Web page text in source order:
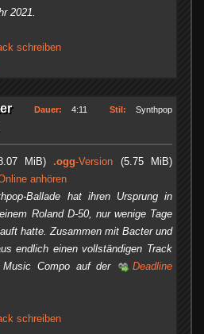
2021.
schreiben
Dauer: 4:11 Stil: Synthpop
MiB).ogg-Version (5.75 MiB)
anhören
Ballade hat ihren Ursprung in
Roland D-50, nur wenige Tage
hatte. Zusammen mit Bacter und
endlich einen vollständigen Track
Compo auf der
Deadline
schreiben